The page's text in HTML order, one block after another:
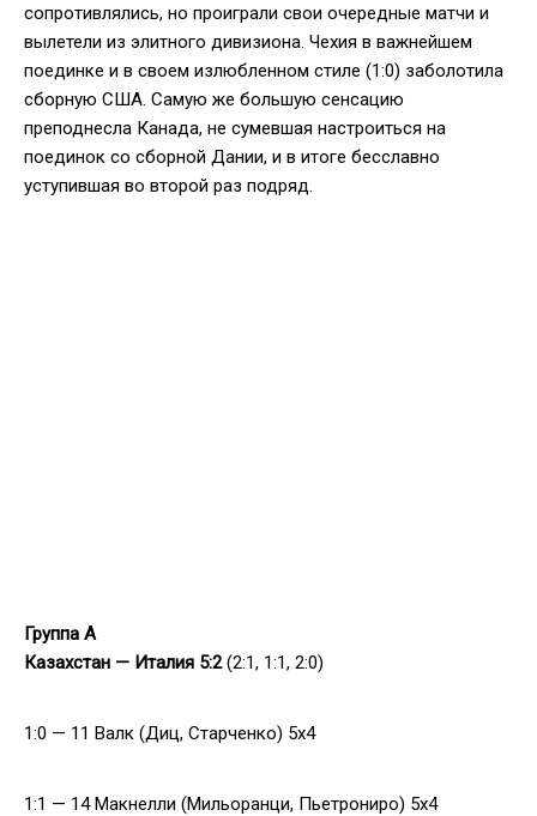
сопротивлялись, но проиграли свои очередные матчи и
вылетели из элитного дивизиона. Чехия в важнейшем
поединке и в своем излюбленном стиле (1:0) заболотила
сборную США. Самую же большую сенсацию
преподнесла Канада, не сумевшая настроиться на
поединок со сборной Дании, и в итоге бесславно
уступившая во второй раз подряд.
Группа A
Казахстан — Италия 5:2(2:1, 1:1, 2:0)
1:0 — 11 Валк (Диц, Старченко) 5x4
1:1 — 14 Макнелли (Мильоранци, Пьетрониро) 5x4